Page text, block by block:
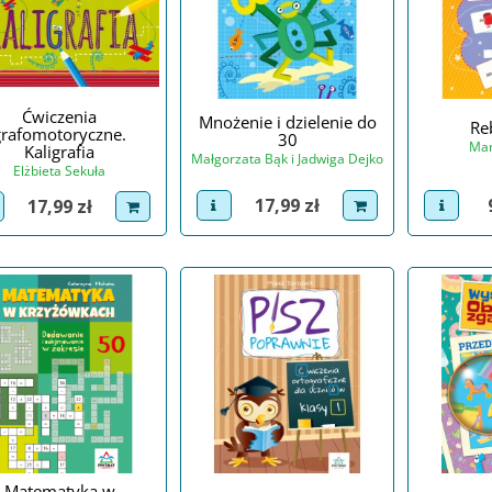
Ćwiczenia
Kaligrafia
Elżbieta Sekuła
product
Cena
17,99 zł dodaj do koszyka
Mnożenie i dzielenie do
30
Małgorzata Bąk i Jadwiga Dejko
view product
Cena
17,99 zł dodaj do koszykaview